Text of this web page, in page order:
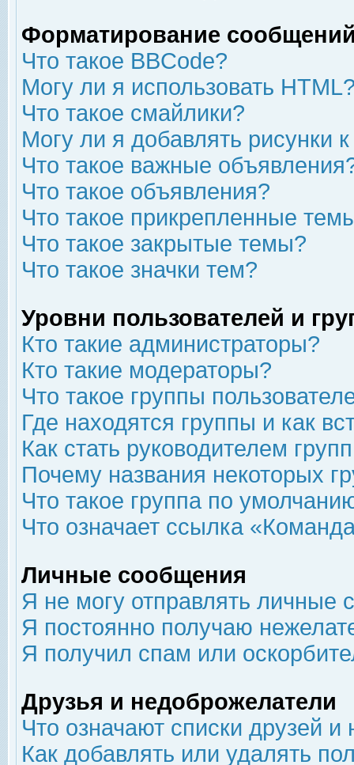
Форматирование
Что такое BBCode?
Могу ли я использовать
Что такое смайлики?
Могу ли я добавлять рисунки
Что такое важные
Что такое объявления?
Что такое прикрепленные
Что такое закрытые темы?
Что такое значки тем?
Уровни пользователей и
Кто такие администраторы?
Кто такие модераторы?
Что такое группы
Где находятся группы и как
Как стать руководителем
Почему названия некоторых
Что такое группа по
Что означает ссылка
Личные сообщения
Я не могу отправлять личные
Я постоянно получаю
Я получил спам или
Друзья и недоброжелатели
Что означают списки друзей
Как добавлять или удалять